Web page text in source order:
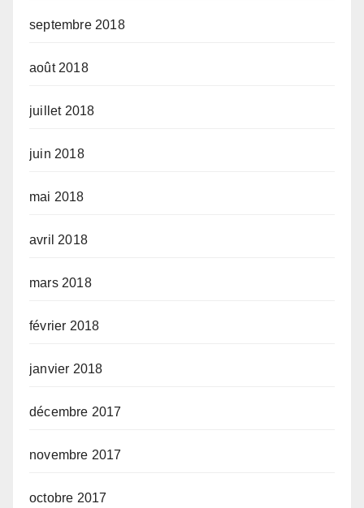
septembre 2018
août 2018
juillet 2018
juin 2018
mai 2018
avril 2018
mars 2018
février 2018
janvier 2018
décembre 2017
novembre 2017
octobre 2017